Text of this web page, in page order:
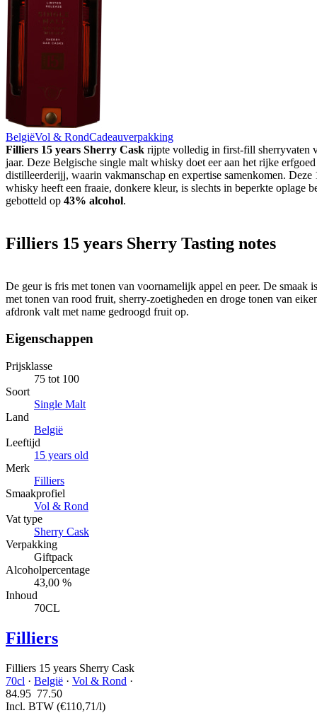
BelgiëVol & RondCadeauverpakking
Filliers 15 years Sherry Cask rijpte volledig in first-fill sherryvaten
jaar. Deze Belgische single malt whisky doet eer aan het rijke
distilleerderijj, waarin vakmanschap en expertise samenkomen. Deze
whisky heeft een fraaie, donkere kleur, is slechts in beperkte oplage
gebotteld op 43% alcohol.
Filliers 15 years Sherry Tasting notes
De geur is fris met tonen van voornamelijk appel en peer. De smaak
met tonen van rood fruit, sherry-zoetigheden en droge tonen van
afdronk valt met name gedroogd fruit op.
Eigenschappen
Prijsklasse
75 tot 100
Soort
Single Malt
Land
België
Leeftijd
15 years old
Merk
Filliers
Smaakprofiel
Vol & Rond
Vat type
Sherry Cask
Verpakking
Giftpack
Alcoholpercentage
43,00 %
Inhoud
70CL
Filliers
Filliers 15 years Sherry Cask
70cl · België · Vol & Rond ·
84.95 77.50
Incl. BTW (€110,71/l)